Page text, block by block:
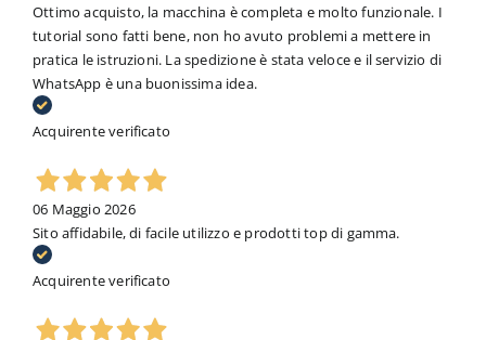
Ottimo acquisto, la macchina è completa e molto funzionale. I
tutorial sono fatti bene, non ho avuto problemi a mettere in
pratica le istruzioni. La spedizione è stata veloce e il servizio di
WhatsApp è una buonissima idea.
Acquirente verificato
06 Maggio 2026
Sito affidabile, di facile utilizzo e prodotti top di gamma.
Acquirente verificato